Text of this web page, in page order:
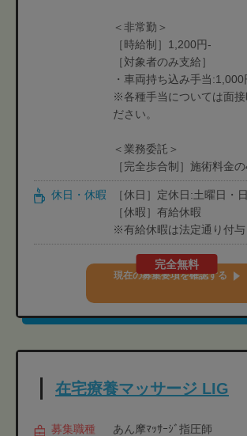
＜非常勤＞
［時給制］1,200円-
［対象者のみ支給］
・車両持ち込み手当:1,000
※各種手当については面接
ださい。
＜業務委託＞
［完全歩合制］施術料金
休日・休暇
［休日］定休日:土曜日・
［休暇］有給休暇
※有給休暇は法定通り付与
完全無料
現在の募集要項を確認する
在宅療養マッサージ LIG
募集職種 あん摩ﾏｯｻｰｼﾞ指圧師